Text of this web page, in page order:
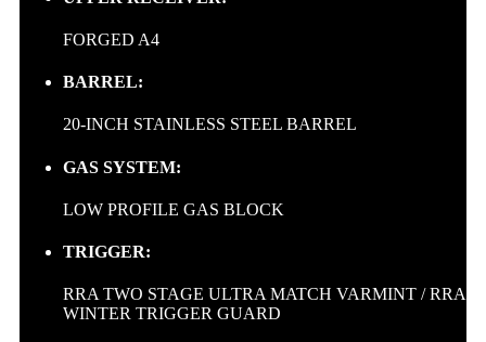
FORGED A4
BARREL:
20-INCH STAINLESS STEEL BARREL
GAS SYSTEM:
LOW PROFILE GAS BLOCK
TRIGGER:
RRA TWO STAGE ULTRA MATCH VARMINT / RRA
WINTER TRIGGER GUARD